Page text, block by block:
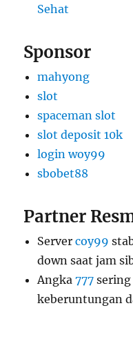
Sehat
Sponsor
mahyong
slot
spaceman slot
slot deposit 10k
login woy99
sbobet88
Partner
Servercoy99
down saat jam
Angka777
keberuntungan